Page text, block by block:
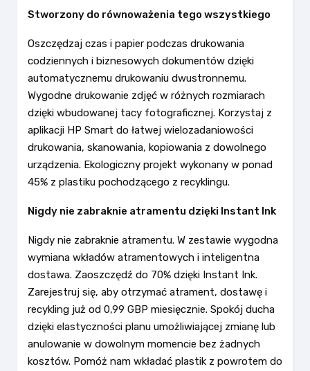
Stworzony do równoważenia tego wszystkiego
Oszczędzaj czas i papier podczas drukowania
codziennych i biznesowych dokumentów dzięki
automatycznemu drukowaniu dwustronnemu.
Wygodne drukowanie zdjęć w różnych rozmiarach
dzięki wbudowanej tacy fotograficznej. Korzystaj z
aplikacji HP Smart do łatwej wielozadaniowości
drukowania, skanowania, kopiowania z dowolnego
urządzenia. Ekologiczny projekt wykonany w ponad
45% z plastiku pochodzącego z recyklingu.
Nigdy nie zabraknie atramentu dzięki Instant Ink
Nigdy nie zabraknie atramentu. W zestawie wygodna
wymiana wkładów atramentowych i inteligentna
dostawa. Zaoszczędź do 70% dzięki Instant Ink.
Zarejestruj się, aby otrzymać atrament, dostawę i
recykling już od 0,99 GBP miesięcznie. Spokój ducha
dzięki elastyczności planu umożliwiającej zmianę lub
anulowanie w dowolnym momencie bez żadnych
kosztów. Pomóż nam wkładać plastik z powrotem do